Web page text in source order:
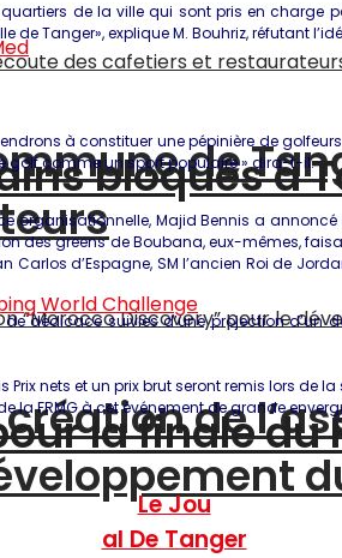
de
création de
bloqués à
la finale du
de la ville qui sont pris en
Tanger», explique M. Bouhriz, réfutant
à constituer une pépinière de
golf comme un sport populaire » dira-t-il.
Majid Bennis a
greens de Boubana, eux-mêmes,
Carlos d’Espagne, SM l’ancien Roi de
dédicace suivies d’une projection
nets et un prix brut seront remis lors de
FRMG à cet événement de grande
Le Jou
al De Tanger